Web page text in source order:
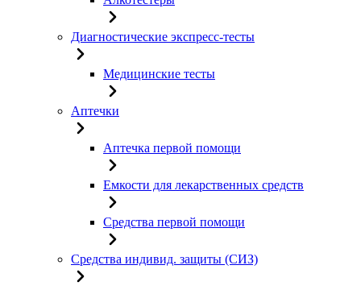
Диагностические экспресс-тесты
Медицинские тесты
Аптечки
Аптечка первой помощи
Емкости для лекарственных средств
Средства первой помощи
Средства индивид. защиты (СИЗ)